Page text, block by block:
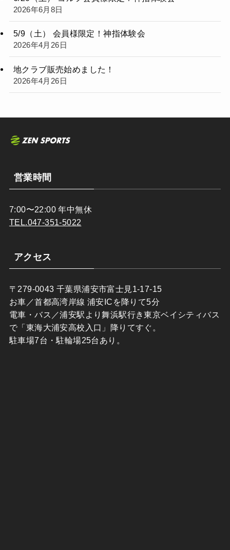
2026年6月8日
5/9（土） 会員様限定！神指体験会
2026年4月26日
地クラブ販売始めました！
2026年4月26日
営業時間
7:00〜22:00 年中無休
TEL.047-351-5022
アクセス
〒279-0043 千葉県浦安市富士見1-17-15
お車／首都高湾岸線 浦安ICを降りて5分
電車・バス／浦安駅より舞浜駅行き東京ベイシティバス
で「東海大浦安高校入口」降りてすぐ。
駐車場7台・駐輪場25台あり。